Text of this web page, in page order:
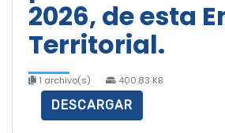
2026, de esta
Territorial.
1 archivo(s) 400.83 KB
DESCARGAR